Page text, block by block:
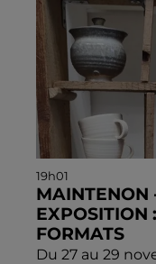
19h01
MAINTENON
EXPOSITION
FORMATS
Du 27 au 29